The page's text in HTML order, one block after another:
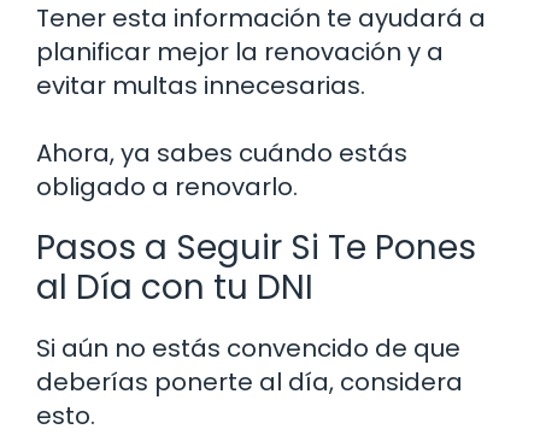
Tener esta información te ayudará a
planificar mejor la renovación y a
evitar multas innecesarias.
Ahora, ya sabes cuándo estás
obligado a renovarlo.
Pasos a Seguir Si Te Pones
al Día con tu DNI
Si aún no estás convencido de que
deberías ponerte al día, considera
esto.